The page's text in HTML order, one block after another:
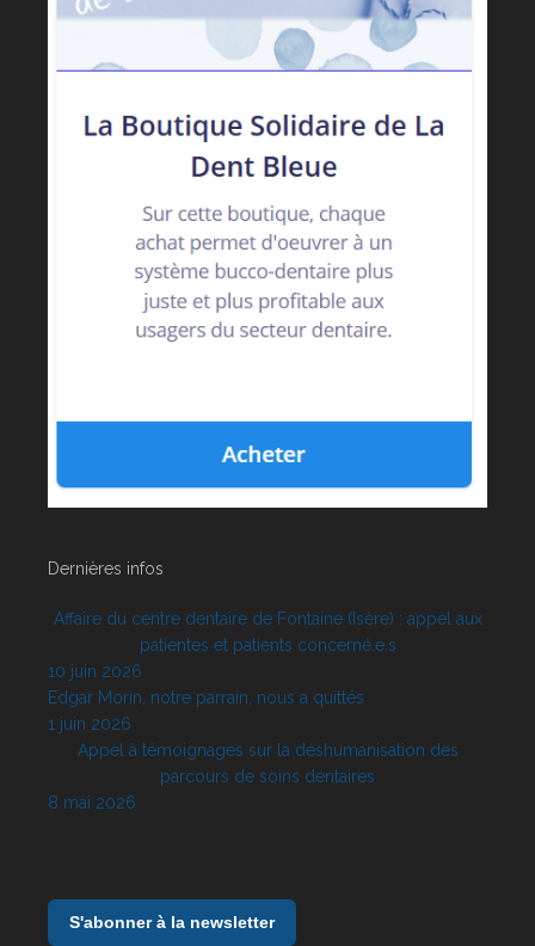
Dernières infos
Affaire du centre dentaire de Fontaine (Isère) : appel aux
patientes et patients concerné.e.s
10 juin 2026
Edgar Morin, notre parrain, nous a quittés
1 juin 2026
Appel à témoignages sur la déshumanisation des
parcours de soins dentaires
8 mai 2026
S'abonner à la newsletter